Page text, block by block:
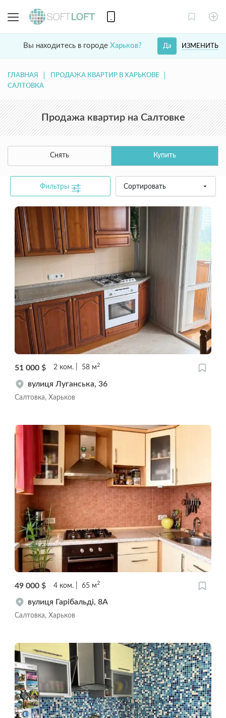
Вы находитесь в городе Харьков? ИЗМЕНИТЬ
Да
ГЛАВНАЯ
ПРОДАЖА КВАРТИР В ХАРЬКОВЕ
САЛТОВКА
Продажа квартир на Салтовке
Снять Купить
Фильтры Сортировать
51 000 $ 2 ком. 58 м 2
вулиця Луганська, 36
Салтовка, Харьков
49 000 $ 4 ком. 65 м2
вулиця Гарібальді, 8А
Салтовка, Харьков